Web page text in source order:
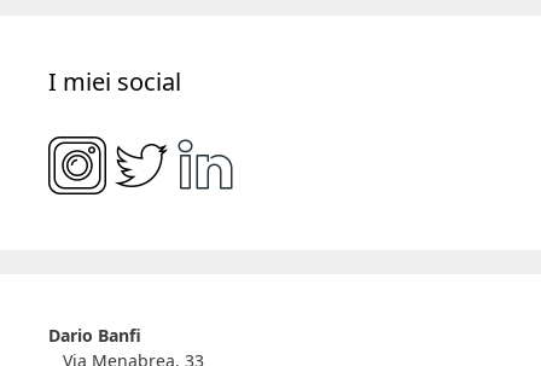
I miei social